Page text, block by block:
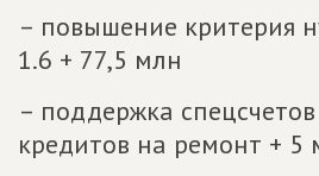
– повышение критерия
1.6 + 77,5 млн
– поддержка
кредитов на ремонт + 5